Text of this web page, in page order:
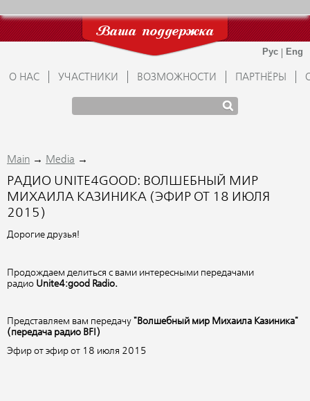
Ваша поддержка
О НАС УЧАСТНИКИ ВОЗМОЖНОСТИ ПАРТНЁРЫ
Main → Media →
РАДИО UNITE4GOOD: ВОЛШЕБНЫЙ МИР
МИХАИЛА КАЗИНИКА (ЭФИР ОТ 18 ИЮЛЯ
2015)
Дорогие друзья!
Продождаем делиться с вами интересными передачами
радио Unite4:good Radio.
Представляем вам передачу "Волшебный мир Михаила Казиника"
(передача радио BFI)
Эфир от эфир от 18 июля 2015